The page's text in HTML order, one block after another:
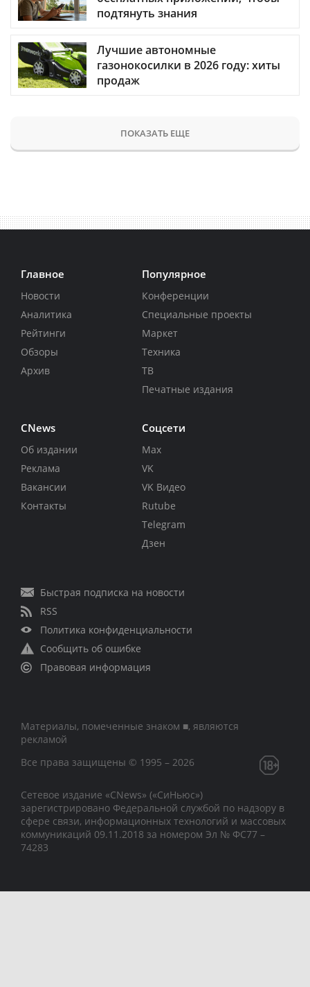
подтянуть знания
Лучшие автономные
газонокосилки в 2026 году: хиты
продаж
ПОКАЗАТЬ ЕЩЕ
Главное
Новости
Аналитика
Рейтинги
Обзоры
Архив
Популярное
Конференции
Специальные проекты
Маркет
Техника
ТВ
Печатные издания
CNews
Об издании
Реклама
Вакансии
Контакты
Соцсети
Max
VK
VK Видео
Rutube
Telegram
Дзен
Быстрая подписка на новости
RSS
Политика конфиденциальности
Сообщить об ошибке
Правовая информация
Материалы, помеченные знаком ■, являются
рекламой
Все права защищены © 1995 – 2026
Сетевое издание «CNews» («СиНьюс»)
зарегистрировано Федеральной службой по надзору в
сфере связи, информационных технологий и массовых
коммуникаций 09.11.2018 за номером Эл № ФС77 –
74283